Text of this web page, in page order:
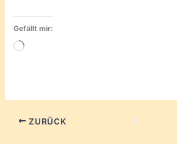
Gefällt mir:
Wird
ZURÜCK